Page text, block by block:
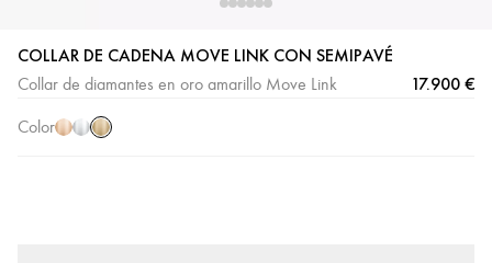
COLLAR DE CADENA MOVE LINK CON SEMIPAVÉ
Collar de diamantes en oro amarillo Move Link 17.900 €
Color
Oro
rosa
Oro
blancoamarillo